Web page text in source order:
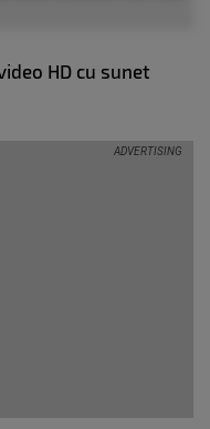
HD cu sunet